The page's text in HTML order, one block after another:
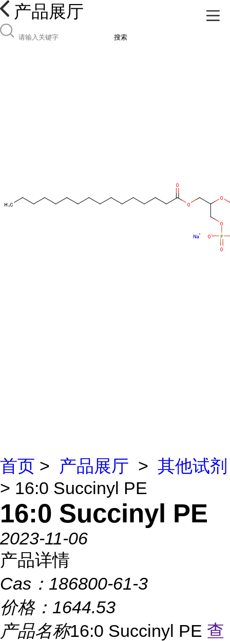
产品展厅
搜索
首页 > 产品展厅 > 其他试剂
> 16:0 Succinyl PE
16:0 Succinyl PE
2023-11-06
产品详情
Cas： 186800-61-3
价格： 1644.53
产品名称16:0 Succinyl PE 查